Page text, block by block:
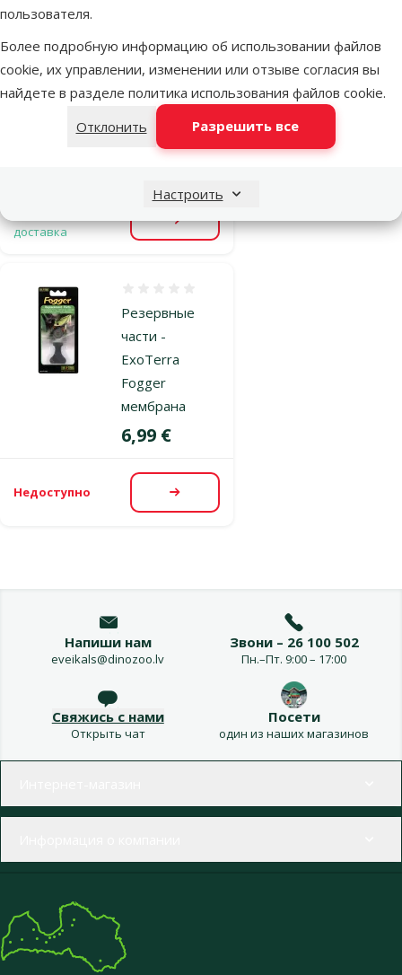
пользователя.
Более подробную информацию об использовании файлов
cookie, их управлении, изменении или отзыве согласия вы
найдете в разделе политика использования файлов cookie.
Отклонить
Разрешить все
Настроить
Digital Fogger
with timer, 4 л
Цена
79,99 €
доставка
Посмотреть
Резервные
части -
ExoTerra
Fogger
мембрана
Цена
6,99 €
Недоступно Посмотреть
Напиши нам
eveikals@dinozoo.lv
Звони – 26 100 502
Пн.–Пт. 9:00 – 17:00
Свяжись с нами
Открыть чат
Посети
один из наших магазинов